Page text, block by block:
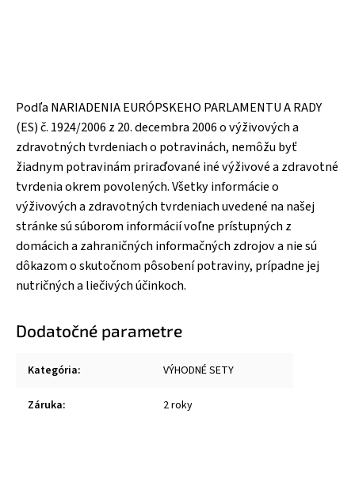
Podľa NARIADENIA EURÓPSKEHO PARLAMENTU A RADY
(ES) č. 1924/2006 z 20. decembra 2006 o výživových a
zdravotných tvrdeniach o potravinách, nemôžu byť
žiadnym potravinám priraďované iné výživové a zdravotné
tvrdenia okrem povolených. Všetky informácie o
výživových a zdravotných tvrdeniach uvedené na našej
stránke sú súborom informácií voľne prístupných z
domácich a zahraničných informačných zdrojov a nie sú
dôkazom o skutočnom pôsobení potraviny, prípadne jej
nutričných a liečivých účinkoch.
Dodatočné parametre
Kategória: VÝHODNÉ SETY
Záruka: 2 roky